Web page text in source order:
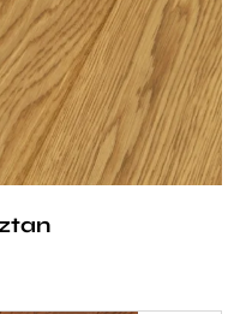
pomieszczenie
pozytywną energią.
trwałości i solidności
długie lata. Dzięki
nie sprawiają